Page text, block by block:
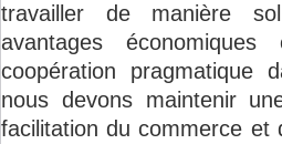
travailler de manière
avantages
coopération pragmatique
nous devons maintenir
facilitation du commerce et